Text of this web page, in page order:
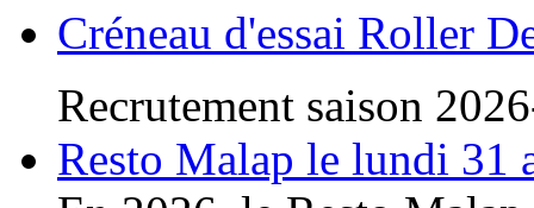
Créneau d'essai Roller
Recrutement saison
Resto Malap le lundi 31